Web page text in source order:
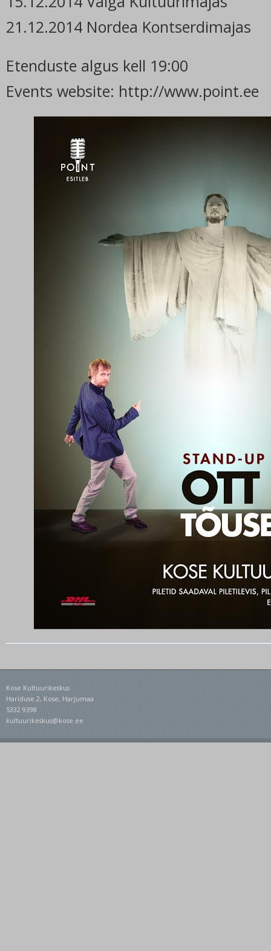
21.12.2014 Nordea Kontserdimajas
Etenduste algus kell 19:00
Events website: http://www.point.ee
Kose Kultuurikeskus
Hariduse 2, Kose, Harjumaa
5332 9398
kultuurikeskus@kose.ee